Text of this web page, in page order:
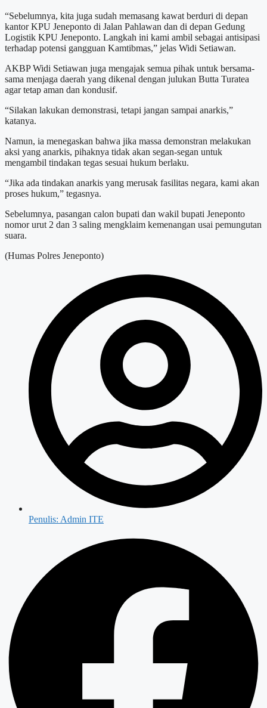
“Sebelumnya, kita juga sudah memasang kawat berduri di depan
kantor KPU Jeneponto di Jalan Pahlawan dan di depan Gedung
Logistik KPU Jeneponto. Langkah ini kami ambil sebagai antisipasi
terhadap potensi gangguan Kamtibmas,” jelas Widi Setiawan.
AKBP Widi Setiawan juga mengajak semua pihak untuk bersama-
sama menjaga daerah yang dikenal dengan julukan Butta Turatea
agar tetap aman dan kondusif.
“Silakan lakukan demonstrasi, tetapi jangan sampai anarkis,”
katanya.
Namun, ia menegaskan bahwa jika massa demonstran melakukan
aksi yang anarkis, pihaknya tidak akan segan-segan untuk
mengambil tindakan tegas sesuai hukum berlaku.
“Jika ada tindakan anarkis yang merusak fasilitas negara, kami akan
proses hukum,” tegasnya.
Sebelumnya, pasangan calon bupati dan wakil bupati Jeneponto
nomor urut 2 dan 3 saling mengklaim kemenangan usai pemungutan
suara.
(Humas Polres Jeneponto)
Penulis: Admin ITE